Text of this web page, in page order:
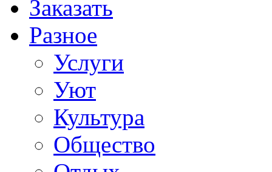
Заказать
Разное
Услуги
Уют
Культура
Общество